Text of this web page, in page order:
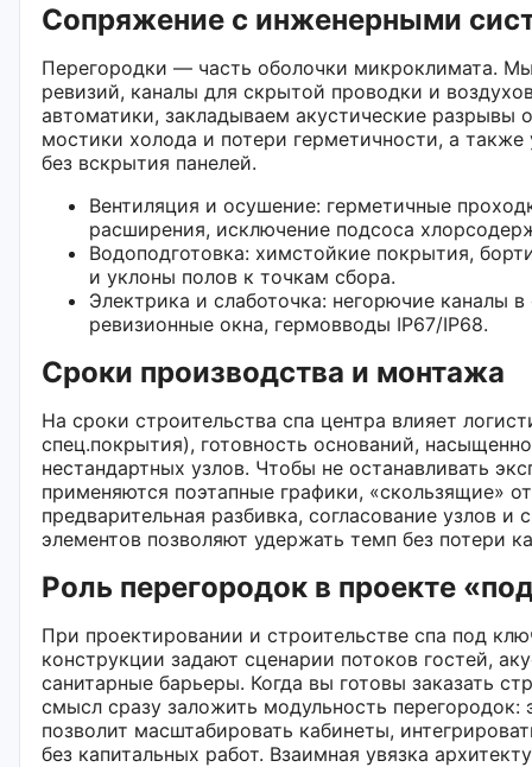
Сопряжение с инженерными
Перегородки — часть оболочки микроклимата.
ревизий, каналы для скрытой проводки и
автоматики, закладываем акустические разрывы
мостики холода и потери герметичности, а
без вскрытия панелей.
Вентиляция и осушение: герметичные
расширения, исключение подсоса
Водоподготовка: химстойкие покрытия,
и уклоны полов к точкам сбора.
Электрика и слаботочка: негорючие каналы
ревизионные окна, гермовводы IP67/IP68.
Сроки производства и монтажа
На сроки строительства спа центра влияет
спец.покрытия), готовность оснований,
нестандартных узлов. Чтобы не останавливать
применяются поэтапные графики, «скользящие»
предварительная разбивка, согласование узлов
элементов позволяют удержать темп без потери
Роль перегородок в проекте
При проектировании и строительстве спа под
конструкции задают сценарии потоков гостей,
санитарные барьеры. Когда вы готовы заказать
смысл сразу заложить модульность перегородок:
позволит масштабировать кабинеты,
без капитальных работ. Взаимная увязка